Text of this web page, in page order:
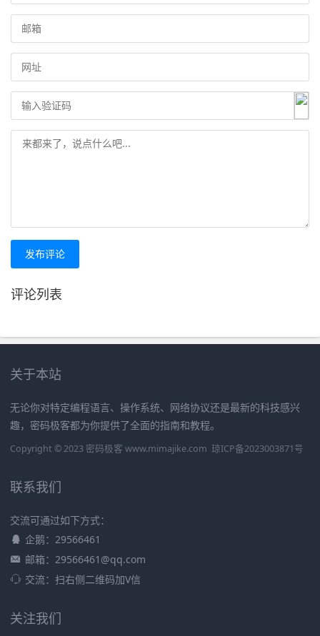
发布评论
评论列表
关于本站
无论你对特定编程语言、操作系统、网络协议还是最新的科技感兴
趣，密码极客都为你提供了全面的指南和教程。
Copyright © 2023 密码极客 www.mimajike.com 琼ICP备2023003871号
联系我们
交流可通过如下方式：
企鹅：29566461
邮箱：29566461@qq.com
交流：扫右侧二维码加V信
关注我们